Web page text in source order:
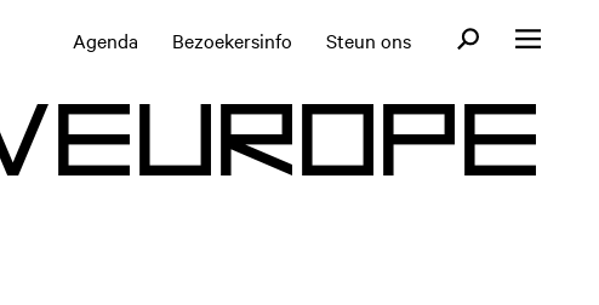
Agenda Bezoekersinfo Steun ons OpenOpen menu
EUROPE